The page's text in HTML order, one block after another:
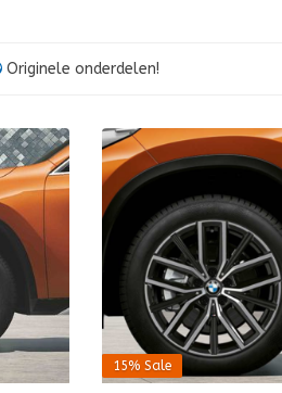
Originele onderdelen!
15% Sale